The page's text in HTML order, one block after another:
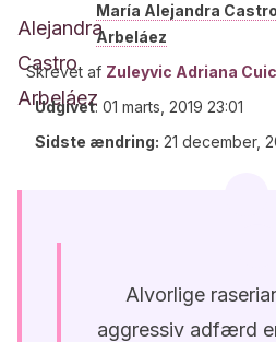
María Alejandra Castro
Arbeláez
Skrevet af Zuleyvic Adriana
Udgivet: 01 marts, 2019 23:01
Sidste ændring: 21 december,
Alvorlige
aggressiv adfærd